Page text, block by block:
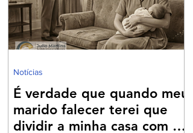
É verdade que quando meu
marido falecer terei que
dividir a minha casa com as
Notícias